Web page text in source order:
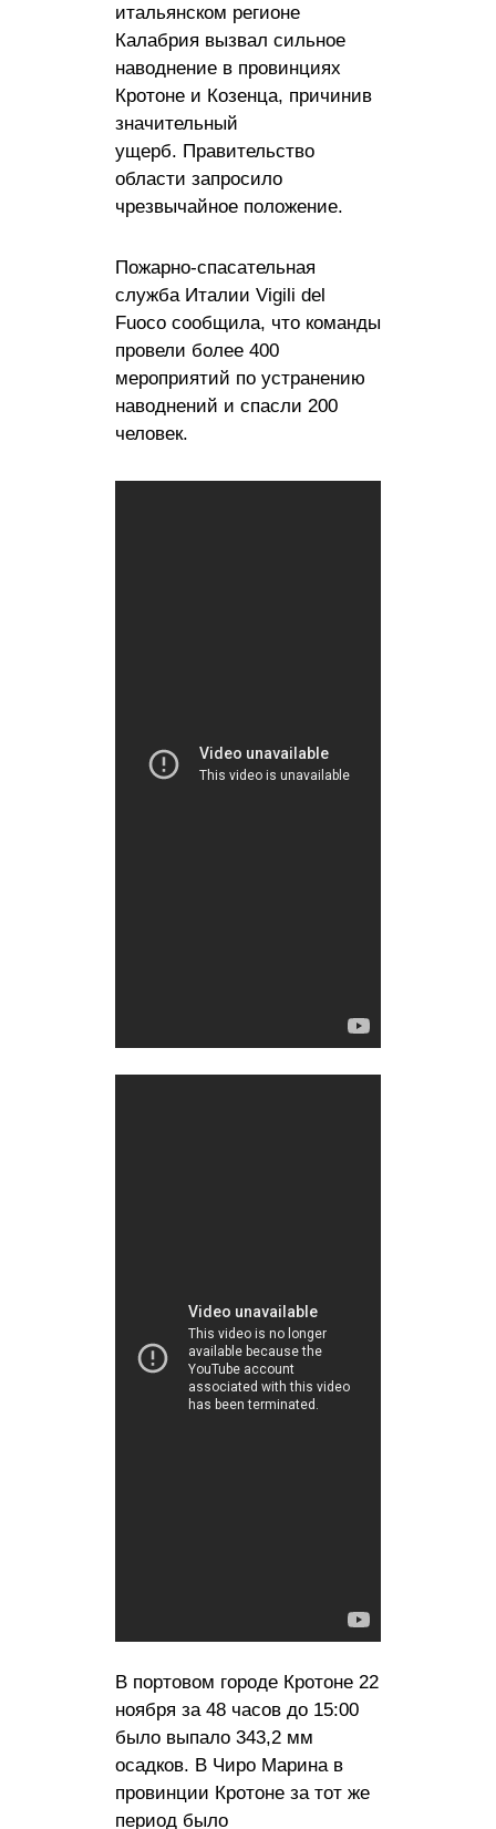
итальянском регионе
Калабрия вызвал сильное
наводнение в провинциях
Кротоне и Козенца, причинив
значительный
ущерб. Правительство
области запросило
чрезвычайное положение.
Пожарно-спасательная
служба Италии Vigili del
Fuoco сообщила, что команды
провели более 400
мероприятий по устранению
наводнений и спасли 200
человек.
В портовом городе Кротоне 22
ноября за 48 часов до 15:00
было выпало 343,2 мм
осадков. В Чиро Марина в
провинции Кротоне за тот же
период было